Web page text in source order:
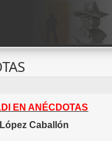
EN ANÉCDOTAS
Caballón